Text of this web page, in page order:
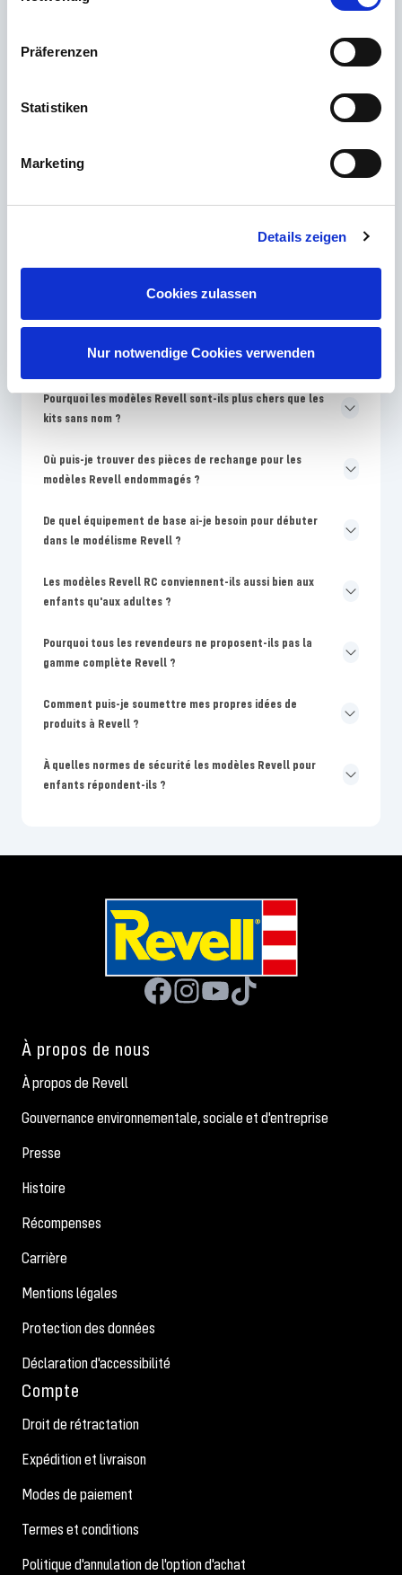
Präferenzen
Statistiken
Marketing
Details zeigen
Cookies zulassen
Nur notwendige Cookies verwenden
différentes des instructions de montage ?
modèles sur le marché ?
Pourquoi les modèles Revell sont-ils plus chers que les
kits sans nom ?
Où puis-je trouver des pièces de rechange pour les
modèles Revell endommagés ?
De quel équipement de base ai-je besoin pour débuter
dans le modélisme Revell ?
Les modèles Revell RC conviennent-ils aussi bien aux
enfants qu'aux adultes ?
Pourquoi tous les revendeurs ne proposent-ils pas la
gamme complète Revell ?
Comment puis-je soumettre mes propres idées de
produits à Revell ?
À quelles normes de sécurité les modèles Revell pour
enfants répondent-ils ?
À propos de nous
À propos de Revell
Gouvernance environnementale, sociale et d'entreprise
Presse
Histoire
Récompenses
Carrière
Mentions légales
Protection des données
Déclaration d'accessibilité
Compte
Droit de rétractation
Expédition et livraison
Modes de paiement
Termes et conditions
Politique d'annulation de l'option d'achat